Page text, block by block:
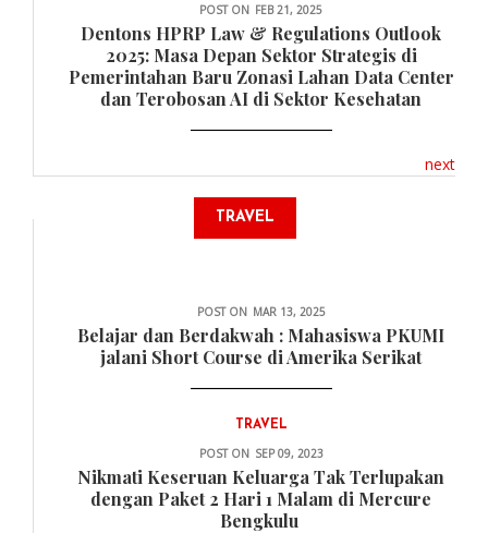
POST ON FEB 21, 2025
Dentons HPRP Law & Regulations Outlook
2025: Masa Depan Sektor Strategis di
Pemerintahan Baru Zonasi Lahan Data Center
dan Terobosan AI di Sektor Kesehatan
next
TRAVEL
POST ON MAR 13, 2025
Belajar dan Berdakwah : Mahasiswa PKUMI
jalani Short Course di Amerika Serikat
TRAVEL
POST ON SEP 09, 2023
Nikmati Keseruan Keluarga Tak Terlupakan
dengan Paket 2 Hari 1 Malam di Mercure
Bengkulu